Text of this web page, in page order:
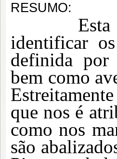
RESUMO:
Esta
identificar
definida por
bem como
que nos é
como nos
são